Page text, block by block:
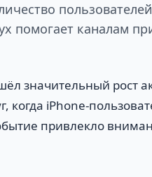
помогает каналам
значительный рост
когда iPhone-
привлекло